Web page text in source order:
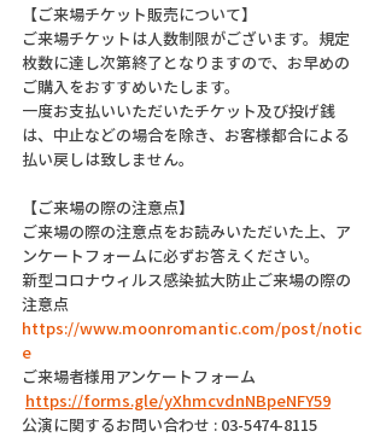
【ご来場チケット販売について】
ご来場チケットは人数制限がございます。規定
枚数に達し次第終了となりますので、お早めの
ご購入をおすすめいたします。
一度お支払いいただいたチケット及び投げ銭
は、中止などの場合を除き、お客様都合による
払い戻しは致しません。
【ご来場の際の注意点】
ご来場の際の注意点をお読みいただいた上、ア
ンケートフォームに必ずお答えください。
新型コロナウィルス感染拡大防止ご来場の際の
注意点
https://www.moonromantic.com/post/notic
e
ご来場者様用アンケートフォーム
https://forms.gle/yXhmcvdnNBpeNFY59
公演に関するお問い合わせ : 03-5474-8115